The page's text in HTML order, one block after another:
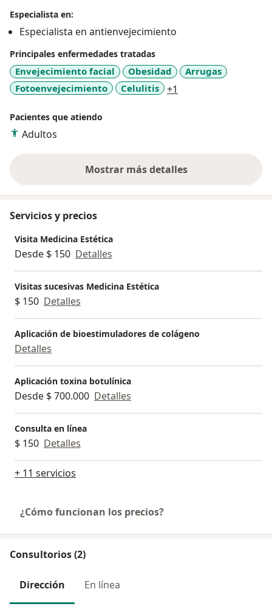
islas Baleares en Palma de Mallorca España, también
soy especialista en Epidemiología de la universidad de
Rosario; lo que me ha permitido tener un concepto
crítico y claro de cada uno de los medicamentos o
procedimientos que realizo en mi consultorio, donde
prima el soporte científico y tecnológico, con los
resultados.
Especialista en:
Especialista en antienvejecimiento
Principales enfermedades tratadas
Envejecimiento facial Obesidad
Arrugas
Fotoenvejecimiento
Celulitis +1
Pacientes que atiendo
Adultos
Mostrar más detalles
sobre la experiencia
Servicios y precios
Visita Medicina Estética
Desde $ 150 Detalles
Visitas sucesivas Medicina Estética
$ 150 Detalles
Aplicación de bioestimuladores de colágeno
Detalles
Aplicación toxina botulínica
Desde $ 700.000 Detalles
Consulta en línea
$ 150 Detalles
+ 11 servicios
¿Cómo funcionan los precios?
Consultorios (2)
Dirección En línea